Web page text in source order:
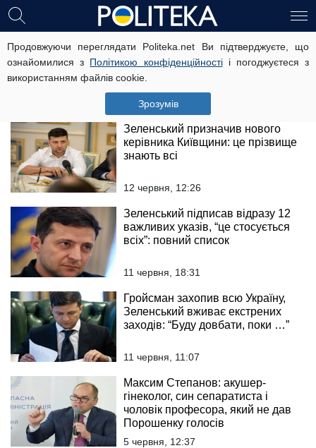
Продовжуючи переглядати Politeka.net Ви підтверджуєте, що
ознайомилися з Політикою конфіденційностіі погоджуєтеся з
використанням файлів cookie.
Зрозумів
Авто губернатора Донбасу
обстріляли, є жертви: перші
подробиці
10 липня, 18:39
Зеленський призначив нового
керівника Київщини: це прізвище
знають всі
12 червня, 12:26
Зеленський підписав відразу 12
важливих указів, “це стосується
всіх”: повний список
11 червня, 18:31
Гройсман захопив всю Україну,
Зеленський вживає екстрених
заходів: “Буду довбати, поки …”
11 червня, 11:07
Максим Степанов: акушер-
гінеколог, син сепаратиста і
чоловік професора, який не дав
Порошенку голосів
5 червня, 12:37